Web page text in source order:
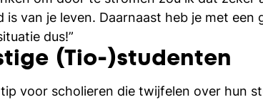
van je leven. Daarnaast heb je met een
dus!”
(Tio-)studenten
voor scholieren die twijfelen over hun